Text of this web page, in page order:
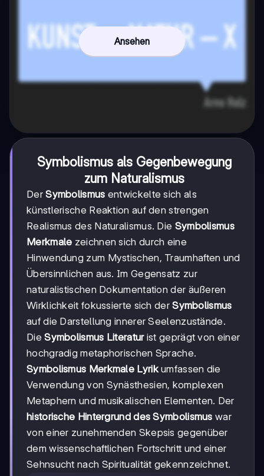
Ansehen
Symbolismus als Gegenbewegung
zum Naturalismus
DerSymbolismus entwickelte sich als
künstlerische Reaktion auf den strengen
Realismus des Naturalismus. Die Symbolismus
Merkmale zeichnen sich durch eine
Hinwendung zum Mystischen, Traumhaften und
Übersinnlichen aus. Im Gegensatz zur
naturalistischen Dokumentation der äußeren
Wirklichkeit fokussierte sich derSymbolismus
auf die Darstellung innerer Seelenzustände.
DieSymbolismus Literaturist geprägt von einer
hochgradig metaphorischen Sprache.
Symbolismus Merkmale Lyrikumfassen die
Verwendung von Synästhesien, komplexen
Metaphern und musikalischen Elementen. Der
historische Hintergrund des Symbolismus war
von einer zunehmenden Skepsis gegenüber
dem wissenschaftlichen Fortschritt und einer
Sehnsucht nach Spiritualität gekennzeichnet.